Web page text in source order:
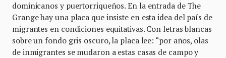
dominicanos y puertorriqueños. En la entrada de The
Grange hay una placa que insiste en esta idea del país de
migrantes en condiciones equitativas. Con letras blancas
sobre un fondo gris oscuro, la placa lee: “por años, olas
de inmigrantes se mudaron a estas casas de campo y